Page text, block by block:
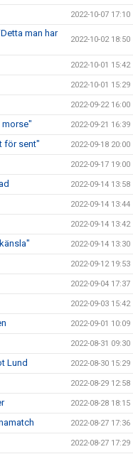
2022-10-07 17:10
man har
2022-10-02 18:50
2022-10-01 15:42
2022-10-01 15:29
2022-09-22 16:00
morse" 2022-09-21 16:39
för sent" 2022-09-18 20:00
2022-09-17 19:00
2022-09-14 13:58
2022-09-14 13:44
2022-09-14 13:42
2022-09-14 13:30
2022-09-12 19:53
2022-09-04 17:37
2022-09-03 15:42
2022-09-01 10:09
2022-08-31 09:30
Lund 2022-08-30 15:29
2022-08-29 12:58
2022-08-28 18:15
2022-08-27 17:36
2022-08-27 17:29